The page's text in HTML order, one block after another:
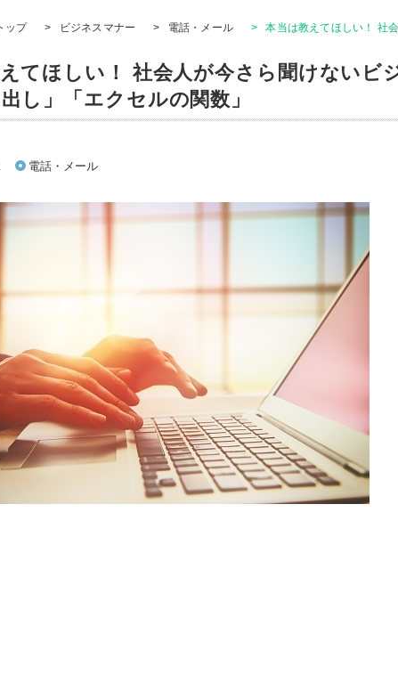
ップ > ビジネスマナー > 電話・メール > 本当は教えてほしい！ 社
てほしい！ 社会人が今さら聞けないビ
し」「エクセルの関数」
電話・メール